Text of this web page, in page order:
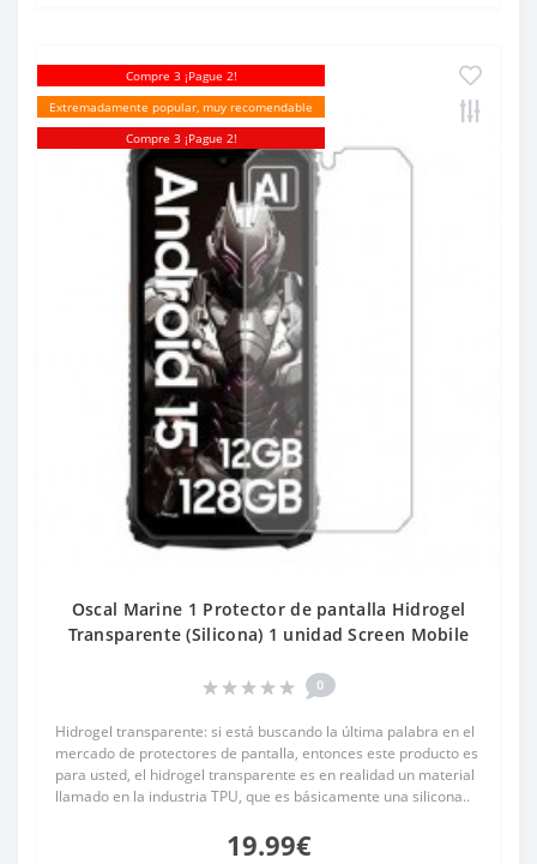
Compre 3 ¡Pague 2!
Extremadamente popular, muy recomendable
Compre 3 ¡Pague 2!
Oscal Marine 1 Protector de pantalla Hidrogel
Transparente (Silicona) 1 unidad Screen Mobile
0
Hidrogel transparente: si está buscando la última palabra en el
mercado de protectores de pantalla, entonces este producto es
para usted, el hidrogel transparente es en realidad un material
llamado en la industria TPU, que es básicamente una silicona..
19.99€